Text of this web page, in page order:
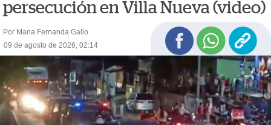
persecución en Villa Nueva (video)
Por Maria Fernanda Gallo
09 de agosto de 2026, 02:14